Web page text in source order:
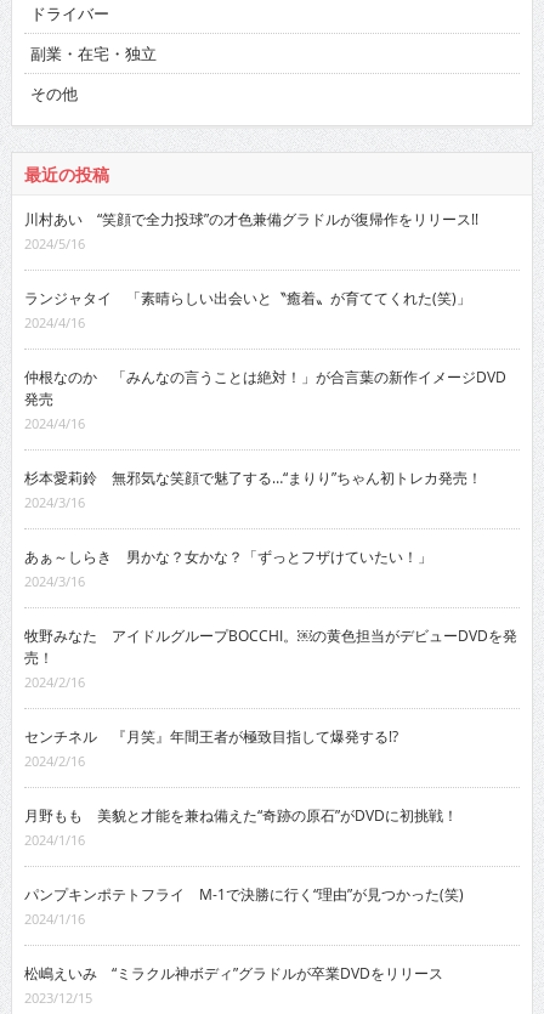
ドライバー
副業・在宅・独立
その他
最近の投稿
川村あい “笑顔で全力投球”の才色兼備グラドルが復帰作をリリース!!
2024/5/16
ランジャタイ 「素晴らしい出会いと〝癒着〟が育ててくれた(笑)」
2024/4/16
仲根なのか 「みんなの言うことは絶対！」が合言葉の新作イメージDVD
発売
2024/4/16
杉本愛莉鈴 無邪気な笑顔で魅了する…“まりり”ちゃん初トレカ発売！
2024/3/16
あぁ～しらき 男かな？女かな？「ずっとフザけていたい！」
2024/3/16
牧野みなた アイドルグループBOCCHI。￼の黄色担当がデビューDVDを発
売！
2024/2/16
センチネル 『月笑』年間王者が極致目指して爆発する!?
2024/2/16
月野もも 美貌と才能を兼ね備えた“奇跡の原石”がDVDに初挑戦！
2024/1/16
パンプキンポテトフライ M-1で決勝に行く“理由”が見つかった(笑)
2024/1/16
松嶋えいみ “ミラクル神ボディ”グラドルが卒業DVDをリリース
2023/12/15